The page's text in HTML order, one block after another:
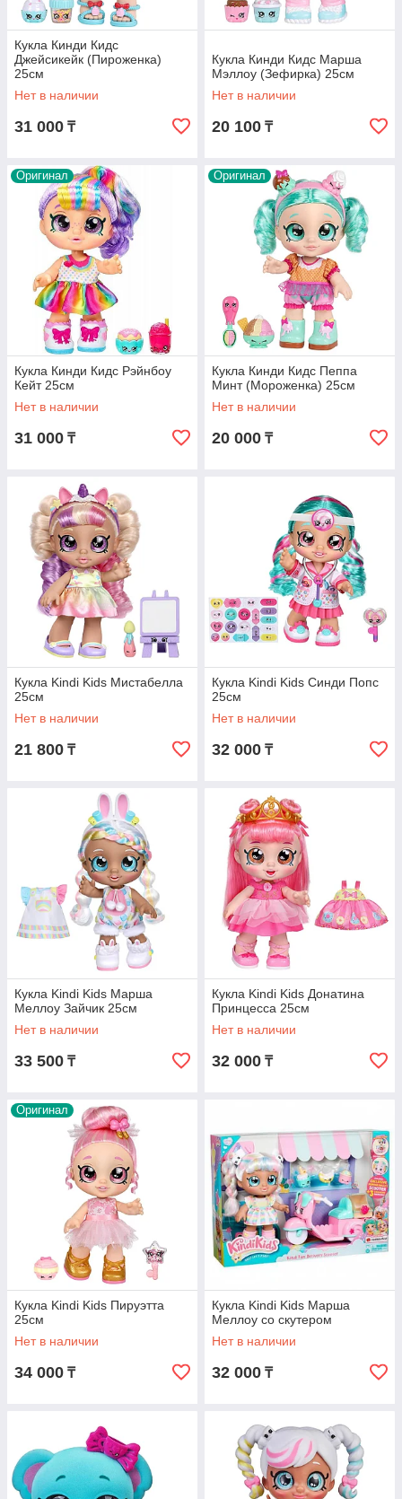
Кукла Кинди Кидс
Джейсикейк (Пироженка)
25см
Нет в наличии
31 000 ₸
Кукла Кинди Кидс Марша
Мэллоу (Зефирка) 25см
Нет в наличии
20 100 ₸
Оригинал
Кукла Кинди Кидс Рэйнбоу
Кейт 25см
Нет в наличии
31 000 ₸
Оригинал
Кукла Кинди Кидс Пеппа
Минт (Мороженка) 25см
Нет в наличии
20 000 ₸
Кукла Kindi Kids Мистабелла
25см
Нет в наличии
21 800 ₸
Кукла Kindi Kids Синди Попс
25см
Нет в наличии
32 000 ₸
Кукла Kindi Kids Марша
Меллоу Зайчик 25см
Нет в наличии
33 500 ₸
Кукла Kindi Kids Донатина
Принцесса 25см
Нет в наличии
32 000 ₸
Оригинал
Кукла Kindi Kids Пируэтта
25см
Нет в наличии
34 000 ₸
Кукла Kindi Kids Марша
Меллоу со скутером
Нет в наличии
32 000 ₸